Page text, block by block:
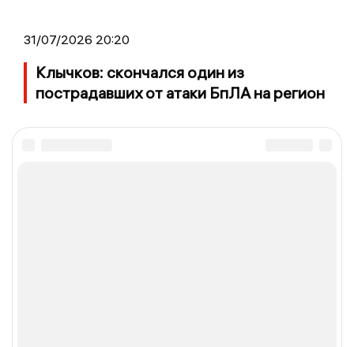
31/07/2026 20:20
Клычков: скончался один из
пострадавших от атаки БпЛА на регион